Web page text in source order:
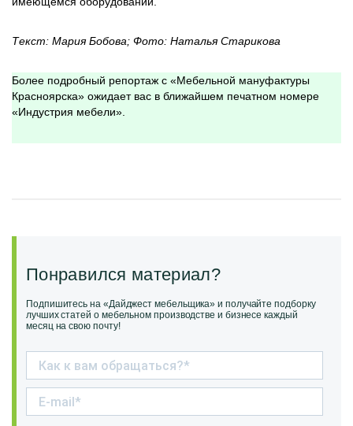
Текст: Мария Бобова; Фото: Наталья Старикова
Более подробный репортаж с «Мебельной мануфактуры
Красноярска» ожидает вас в ближайшем печатном номере
«Индустрия мебели».
Понравился материал?
Подпишитесь на «Дайджест мебельщика» и получайте подборку
лучших статей о мебельном производстве и бизнесе каждый
месяц на свою почту!